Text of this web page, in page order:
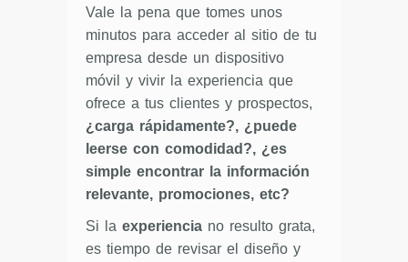
Vale la pena que tomes unos
minutos para acceder al sitio de tu
empresa desde un dispositivo
móvil y vivir la experiencia que
ofrece a tus clientes y prospectos,
¿carga rápidamente?, ¿puede
leerse con comodidad?, ¿es
simple encontrar la información
relevante, promociones, etc?
Si la experiencia no resulto grata,
es tiempo de revisar el diseño y